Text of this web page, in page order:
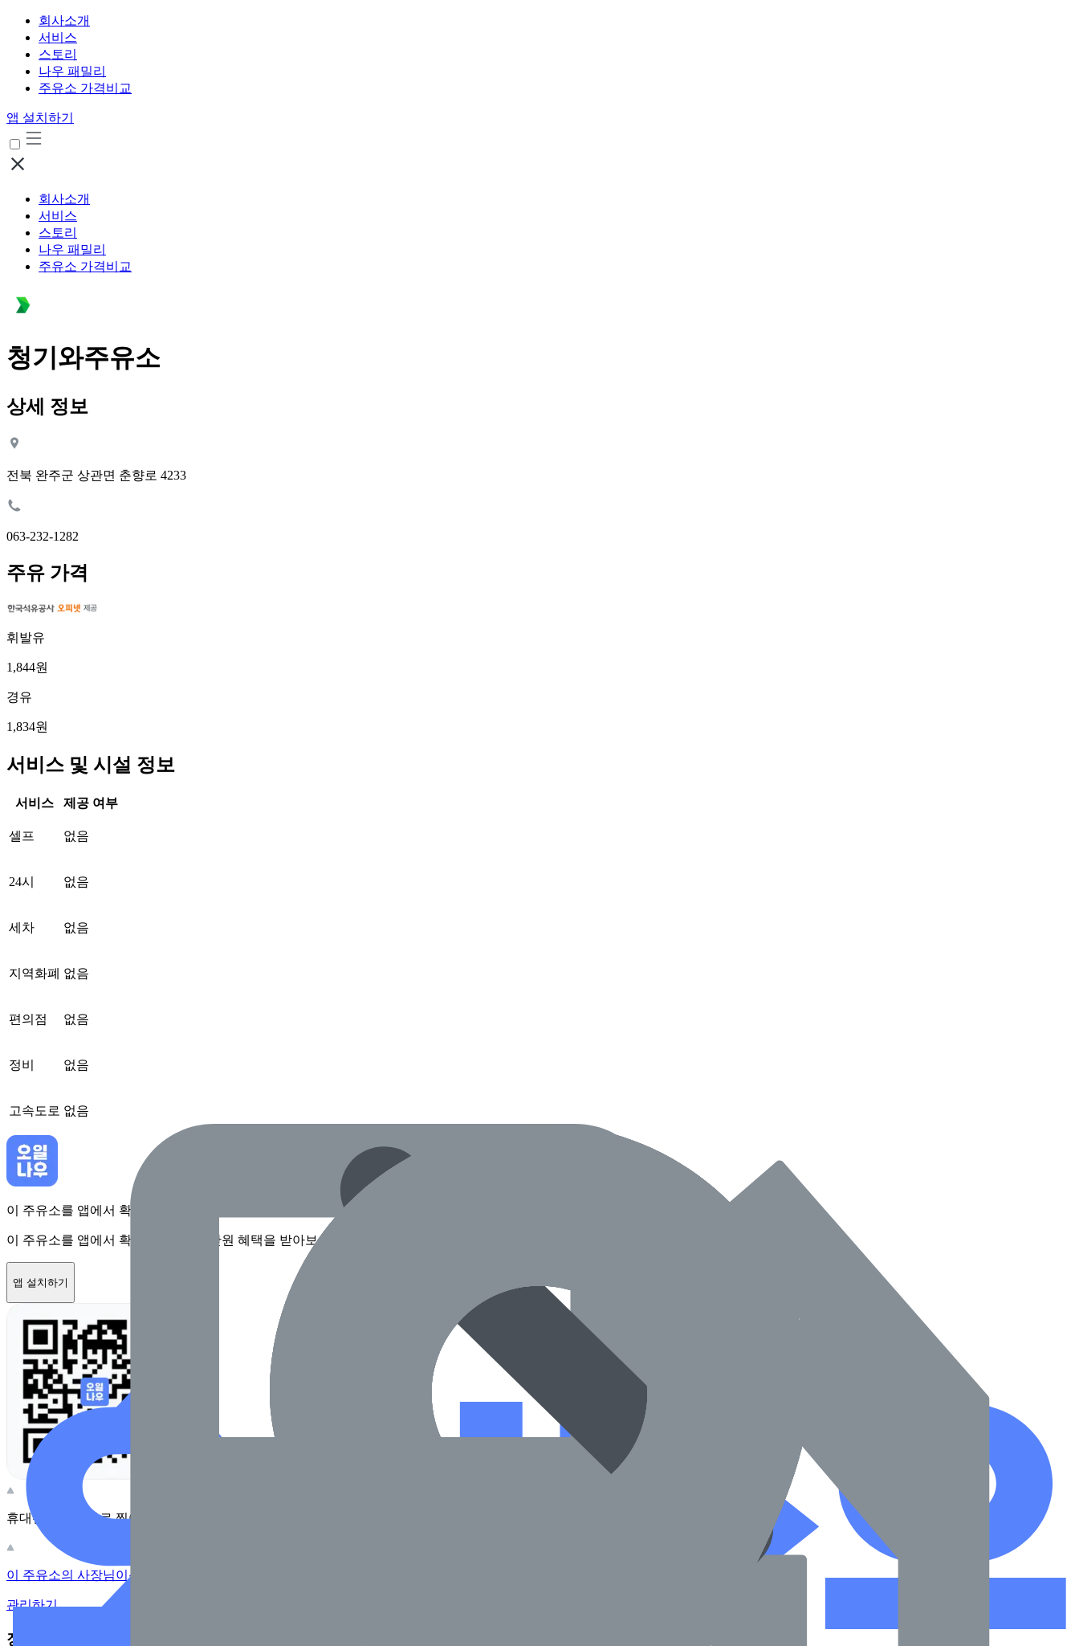
회사소개
서비스
스토리
나우 패밀리
주유소 가격비교
앱 설치하기
회사소개
서비스
스토리
나우 패밀리
주유소 가격비교
청기와주유소
상세 정보
전북 완주군 상관면 춘향로 4233
063-232-1282
주유 가격
휘발유
1,844원
경유
1,834원
서비스 및 시설 정보
서비스 제공 여부
셀프 없음
24시 없음
세차 없음
지역화폐 없음
편의점 없음
정비 없음
고속도로 없음
이 주유소를 앱에서 확인하고 최대 1만원 혜택을 받아보세요
이 주유소를 앱에서 확인하고 최대 1만원 혜택을 받아보세요
앱 설치하기
휴대전화 카메라로 찍어보세요
이 주유소의 사장님이신가요?
관리하기
장소 근처 주유소